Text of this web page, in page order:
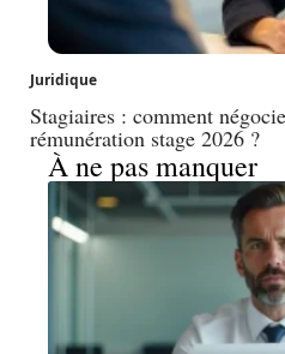
Juridique
Stagiaires : comment
rémunération stage 2026 ?
À ne pas manquer